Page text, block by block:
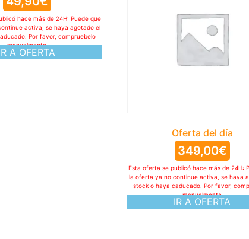
A OFERTA
hace más de 24H: Puede que
activa, se haya agotado el
Por favor, compruebelo
manualmente
Oferta del día
349,00€
IR A OFERTA
Esta oferta se publicó hace más de 24H:
la oferta ya no continue activa, se haya
stock o haya caducado. Por favor,
manualmente